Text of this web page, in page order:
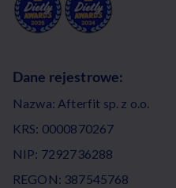
Dane rejestrowe:
Nazwa: Afterfit sp. z o.o.
KRS: 0000870267
NIP: 7292736288
REGON: 387545768